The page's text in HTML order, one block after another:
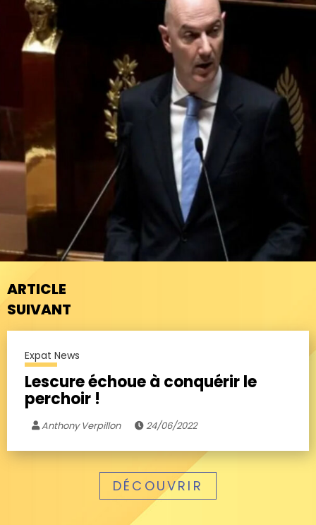
ARTICLE
SUIVANT
Expat News
Lescure échoue à conquérir le
perchoir !
Anthony Verpillon 24/06/2022
DÉCOUVRIR